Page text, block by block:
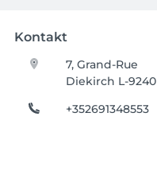
Kontakt
7, Grand-Rue
Diekirch L-9240
+352691348553